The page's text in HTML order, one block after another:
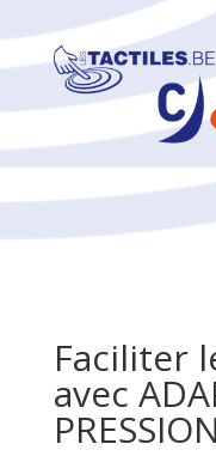
Faciliter
avec